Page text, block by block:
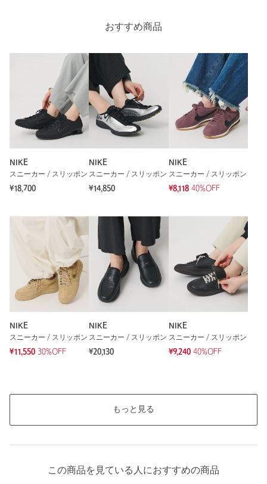
商品詳細
注文キャンセル 対象商品
対象商品 返品等について
裾上げ 対象外商品 裾上げについて
カテゴリー シューズ | スニーカー / スリッポン
サイズ 23.5cm 24cm 24.5cm 25cm 25.5cm
洗濯表示について
商品番号 1831-4-000513
おすすめ商品
NIKE
スニーカー / スリッポン
¥18,700
NIKE
スニーカー / スリッポン
¥14,850
NIKE
スニーカー / スリッポン
¥8,118 40%OFF
NIKE
スニーカー / スリッポン
¥11,550 30%OFF
NIKE
スニーカー / スリッポン
¥20,130
NIKE
スニーカー / スリッポン
¥9,240 40%OFF
もっと見る
この商品を見ている人におすすめの商品